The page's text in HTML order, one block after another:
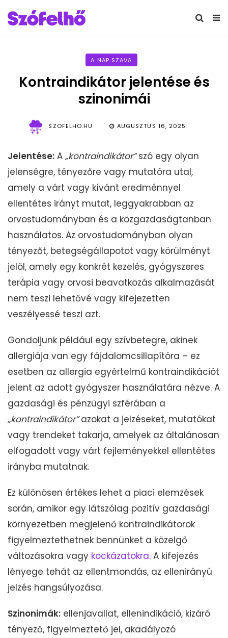
A NAP SZAVA
Kontraindikátor jelentése és
szinonimái
SZOFELHO.HU AUGUSZTUS 16, 2025
Jelentése: A „kontraindikátor”szó egy olyan
jelenségre, tényezőre vagy mutatóra utal,
amely a várt vagy kívánt eredménnyel
ellentétes irányt mutat, leggyakrabban az
orvostudományban és a közgazdaságtanban
használatos. Az orvostudományban olyan
tényezőt, betegségállapotot vagy körülményt
jelöl, amely egy konkrét kezelés, gyógyszeres
terápia vagy orvosi beavatkozás alkalmazását
nem teszi lehetővé vagy kifejezetten
veszélyessé teszi azt.
Gondoljunk például egy szívbetegre, akinek
allergiája van egy fájdalomcsillapítóra – ez
esetben az allergia egyértelmű kontraindikációt
jelent az adott gyógyszer használatára nézve. A
gazdasági és pénzügyi szférában a
„kontraindikátor”azokat a jelzéseket, mutatókat
vagy trendeket takarja, amelyek az általánosan
elfogadott vagy várt fejleményekkel ellentétes
irányba mutatnak.
Ez különösen értékes lehet a piaci elemzések
során, amikor egy látszólag pozitív gazdasági
környezetben megjelenő kontraindikátorok
figyelmeztethetnek bennünket a közelgő
változásokra vagy kockázatokra. A kifejezés
lényege tehát az ellentmondás, az ellenirányú
jelzés hangsúlyozása.
Szinonimák: ellenjavallat, ellenindikáció, kizáró
tényező, figyelmeztető jel, akadályozó